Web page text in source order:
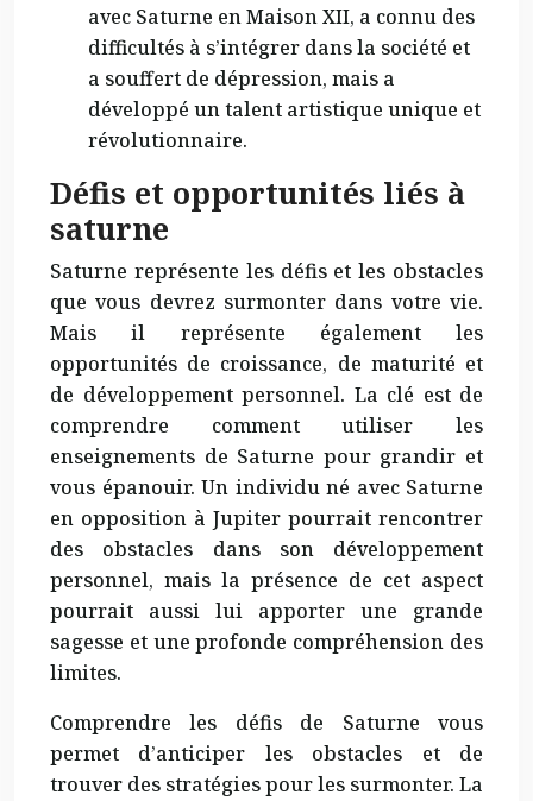
avec Saturne en Maison XII, a connu des
difficultés à s’intégrer dans la société et
a souffert de dépression, mais a
développé un talent artistique unique et
révolutionnaire.
Défis et opportunités liés à
saturne
Saturne représente les défis et les obstacles
que vous devrez surmonter dans votre vie.
Mais il représente également les
opportunités de croissance, de maturité et
de développement personnel. La clé est de
comprendre comment utiliser les
enseignements de Saturne pour grandir et
vous épanouir. Un individu né avec Saturne
en opposition à Jupiter pourrait rencontrer
des obstacles dans son développement
personnel, mais la présence de cet aspect
pourrait aussi lui apporter une grande
sagesse et une profonde compréhension des
limites.
Comprendre les défis de Saturne vous
permet d’anticiper les obstacles et de
trouver des stratégies pour les surmonter. La